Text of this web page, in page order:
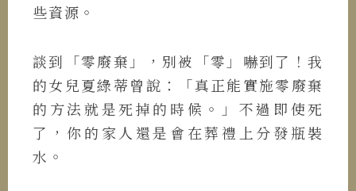
些資源。
談到「零廢棄」，別被「零」嚇到了！我
的女兒夏綠蒂曾說：「真正能實施零廢棄
的方法就是死掉的時候。」不過即使死
了，你的家人還是會在葬禮上分發瓶裝
水。